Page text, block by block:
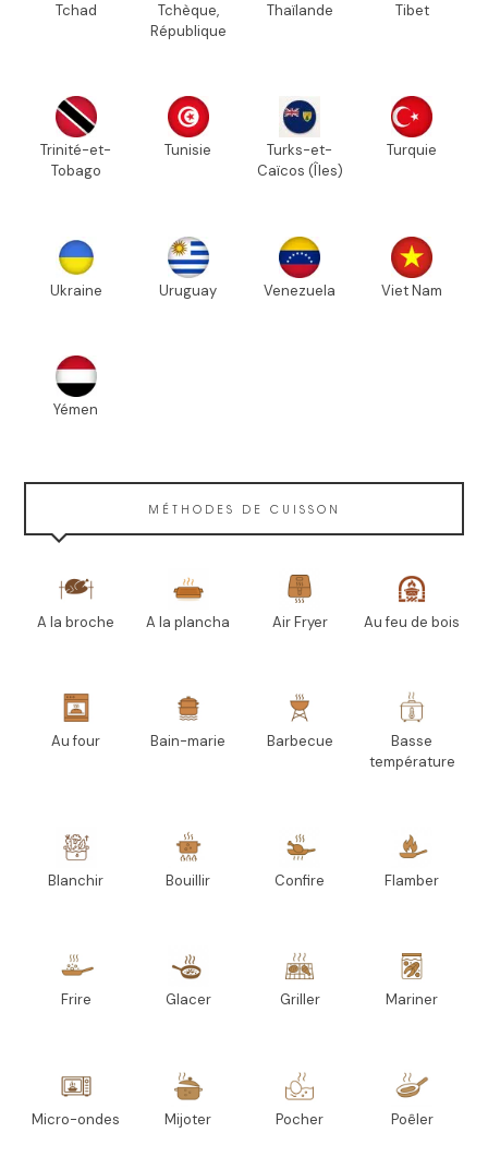
Tchad
Tchèque,
République
Thaïlande Tibet
Trinité-et-
Tobago
Tunisie
Turks-et-
Caïcos (Îles)
Turquie
Ukraine Uruguay Venezuela Viet Nam
Yémen
MÉTHODES DE CUISSON
A la broche A la plancha Air Fryer Au feu de bois
Au four Bain-marie Barbecue
Basse
température
Blanchir Bouillir Confire Flamber
Frire Glacer Griller Mariner
Micro-ondes Mijoter Pocher Poêler